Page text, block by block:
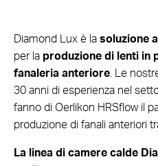
Diamond Lux è la soluzione
per la produzione di lenti in
fanaleria anteriore. Le
30 anni di esperienza nel
fanno di Oerlikon HRSflow il
produzione di fanali anteriori
La linea di camere calde